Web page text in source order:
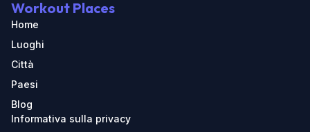
Workout Places
Home
Luoghi
Città
Paesi
Blog
Informativa sulla privacy